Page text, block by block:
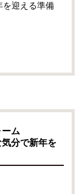
を迎える準備
ーム
気分で新年を